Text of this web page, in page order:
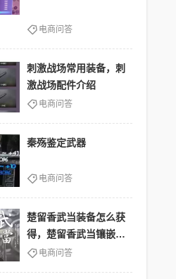
电商问答
刺激战场常用装备，刺
激战场配件介绍
电商问答
秦殇鉴定武器
电商问答
楚留香武当装备怎么获
得，楚留香武当镶嵌什
么宝石
电商问答